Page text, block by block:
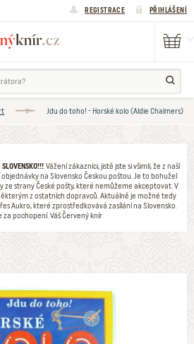
REGISTRACE PŘIHLÁŠENÍ
Jdu do toho! - Horské kolo (Aldie Chalmers)
Vážení zákazníci, jistě jste si všimli, že z naší
na Slovensko Českou poštou. Je to bohužel
ze strany České pošty, které nemůžeme akceptovat. V
z ostatních dopravců. Aktuálně je možné tedy
Aukro, které zprostředkovává zasílání na Slovensko.
za pochopení. Váš Červený knír